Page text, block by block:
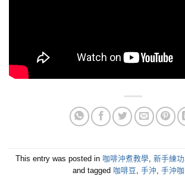
This entry was posted in 咖啡沖煮教學 新手練
and tagged 咖啡豆 手沖 手沖